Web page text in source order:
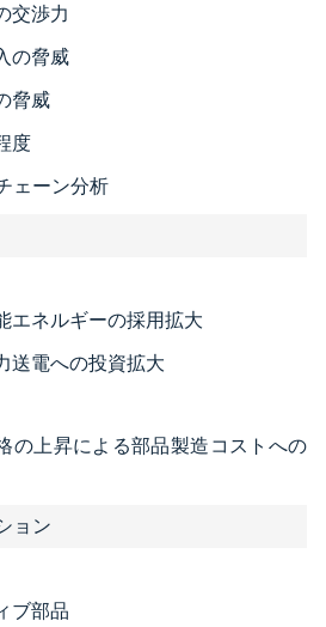
交渉力
の脅威
脅威
度
ェーン分析
エネルギーの採用拡大
送電への投資拡大
の上昇による部品製造コストへの
ョン
ブ部品